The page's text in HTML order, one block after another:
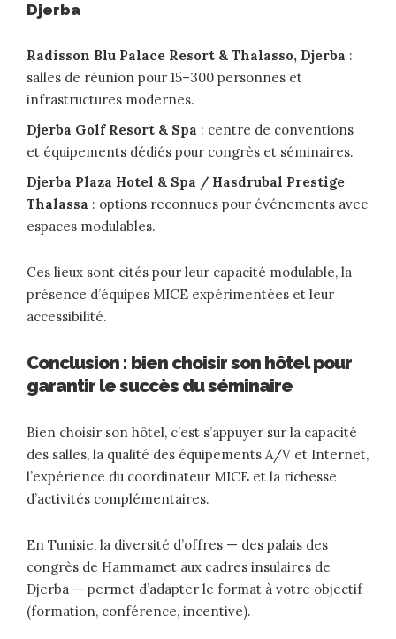
Djerba
Radisson Blu Palace Resort & Thalasso, Djerba :
salles de réunion pour 15–300 personnes et
infrastructures modernes.
Djerba Golf Resort & Spa : centre de conventions
et équipements dédiés pour congrès et séminaires.
Djerba Plaza Hotel & Spa / Hasdrubal Prestige
Thalassa : options reconnues pour événements avec
espaces modulables.
Ces lieux sont cités pour leur capacité modulable, la
présence d’équipes MICE expérimentées et leur
accessibilité.
Conclusion : bien choisir son hôtel pour
garantir le succès du séminaire
Bien choisir son hôtel, c’est s’appuyer sur la capacité
des salles, la qualité des équipements A/V et Internet,
l’expérience du coordinateur MICE et la richesse
d’activités complémentaires.
En Tunisie, la diversité d’offres — des palais des
congrès de Hammamet aux cadres insulaires de
Djerba — permet d’adapter le format à votre objectif
(formation, conférence, incentive).